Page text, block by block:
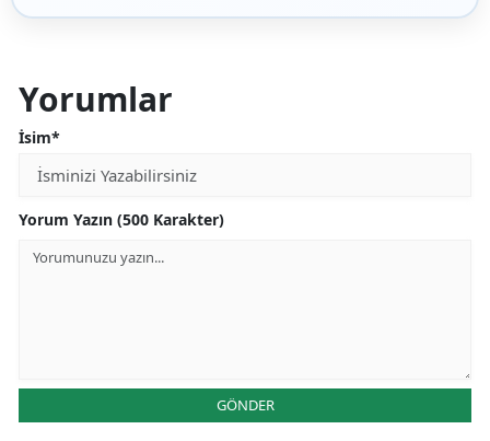
Yorumlar
İsim*
Yorum Yazın (500 Karakter)
GÖNDER